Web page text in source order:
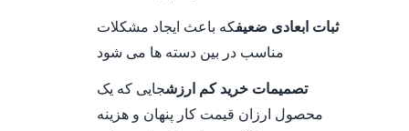
ثبات ابعادی ضعیفکه باعث ایجاد مشکلات
مناسب در بین دسته ها می شود
تصمیمات خرید کم ارزشجایی که یک
محصول ارزان قیمت کار پنهان و هزینه